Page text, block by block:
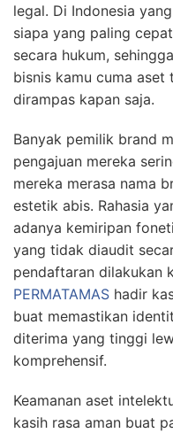
legal. Di Indonesia
siapa yang paling
secara hukum,
bisnis kamu cuma aset
dirampas kapan saja.
Banyak pemilik brand
pengajuan mereka
mereka merasa nama
estetik abis. Rahasia
adanya kemiripan
yang tidak diaudit
pendaftaran dilakukan
PERMATAMAS hadir
buat memastikan
diterima yang tinggi
komprehensif.
Keamanan aset
kasih rasa aman buat